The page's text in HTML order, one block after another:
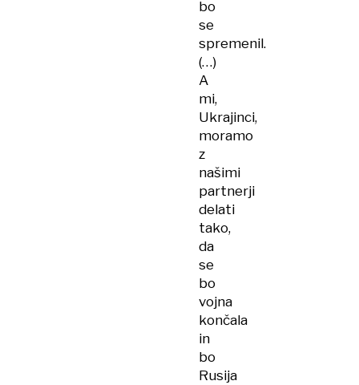
bo
se
spremenil.
(…)
A
mi,
Ukrajinci,
moramo
z
našimi
partnerji
delati
tako,
da
se
bo
vojna
končala
in
bo
Rusija